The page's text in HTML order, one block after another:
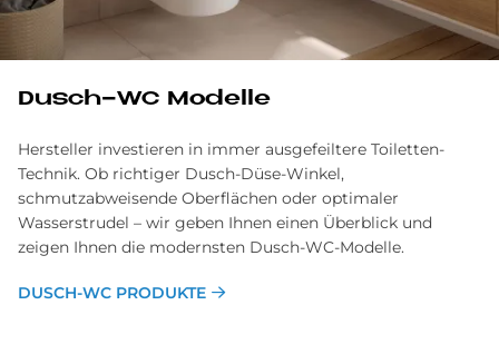
Dusch-WC Modelle
Hersteller investieren in immer ausgefeiltere Toiletten-
Technik. Ob richtiger Dusch-Düse-Winkel,
schmutzabweisende Oberflächen oder optimaler
Wasserstrudel – wir geben Ihnen einen Überblick und
zeigen Ihnen die modernsten Dusch-WC-Modelle.
DUSCH-WC PRODUKTE